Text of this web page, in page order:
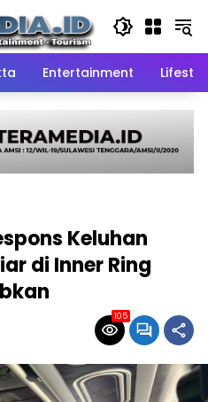
Entertainment
Keluhan
di Inner Ring
105